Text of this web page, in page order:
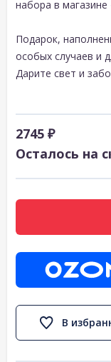
набора в магазине
Подарок,
особых случаев и
Дарите свет и
2745 ₽
Осталось на
В